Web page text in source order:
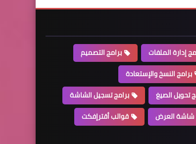
إدارة الملفات
برامج التصميم
برامج النسخ والإستعادة
تحويل الصيغ
برامج تسجيل الشاشة
شاشة العرض
قوالب أقترإفكت